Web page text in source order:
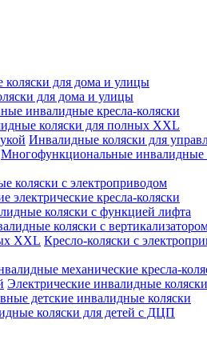
коляски для дома и улицы
для дома и улицы
инвалидные кресла-коляски
коляски для полных XXL
Инвалидные коляски для
Многофункциональные инвалидные
коляски с электроприводом
электрические кресла-коляски
коляски с функцией лифта
коляски с
Кресло-коляски с
механические кресла-
Электрические инвалидные
детские инвалидные коляски
коляски для детей с ДЦП